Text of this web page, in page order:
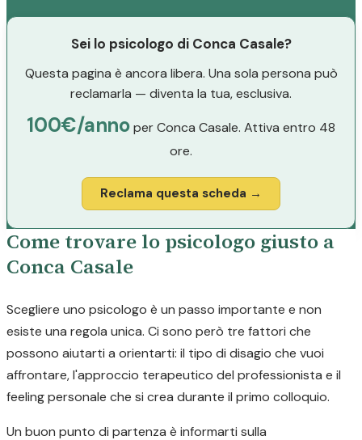
Sei lo psicologo di Conca Casale?
Questa pagina è ancora libera. Una sola persona può
reclamarla — diventa la tua, esclusiva.
100€/annoper Conca Casale. Attiva entro 48
ore.
Reclama questa scheda →
Come trovare lo psicologo giusto a
Conca Casale
Scegliere uno psicologo è un passo importante e non
esiste una regola unica. Ci sono però tre fattori che
possono aiutarti a orientarti: il tipo di disagio che vuoi
affrontare, l'approccio terapeutico del professionista e il
feeling personale che si crea durante il primo colloquio.
Un buon punto di partenza è informarti sulla